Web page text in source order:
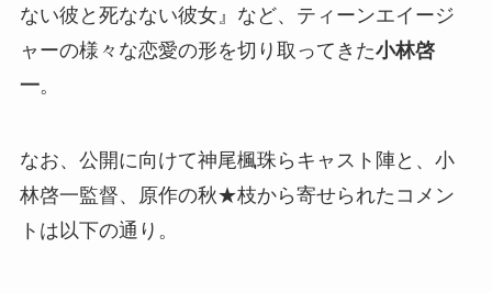
ない彼と死なない彼女』など、ティーンエイージ
ャーの様々な恋愛の形を切り取ってきた小林啓
一。
なお、公開に向けて神尾楓珠らキャスト陣と、小
林啓一監督、原作の秋★枝から寄せられたコメン
トは以下の通り。